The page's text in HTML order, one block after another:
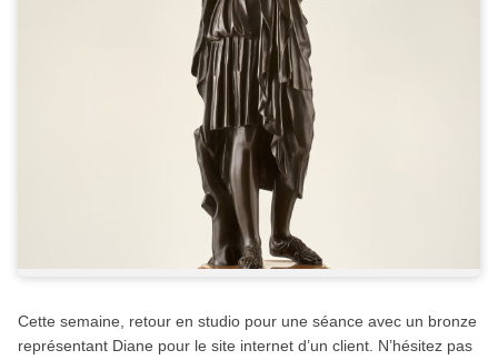
Cette semaine, retour en studio pour une séance avec un bronze
représentant Diane pour le site internet d’un client. N’hésitez pas